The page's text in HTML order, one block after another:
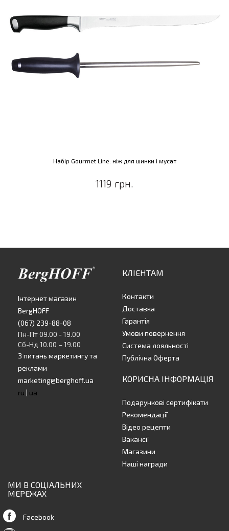
Набір Gourmet Line: ніж для шинки і мусат
1119 грн.
Інтернет магазин
BergHOFF
(067) 239-88-08
Пн-Пт 09.00 - 19.00
Сб-Нд 10.00 – 19.00
З питань маркетингу та
реклами
marketing@berghoff.ua
ru | ua
КЛІЕНТАМ
Контакти
Доставка
Гарантія
Умови повернення
Система лояльності
Публічна Оферта
КОРИСНА ІНФОРМАЦІЯ
Подарункові сертифікати
Рекомендації
Відео рецепти
Вакансії
Магазини
Наші награди
МИ В СОЦІАЛЬНИХ
МЕРЕЖАХ
Facebook